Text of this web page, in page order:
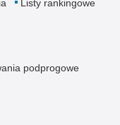
Listy rankingowe
podprogowe